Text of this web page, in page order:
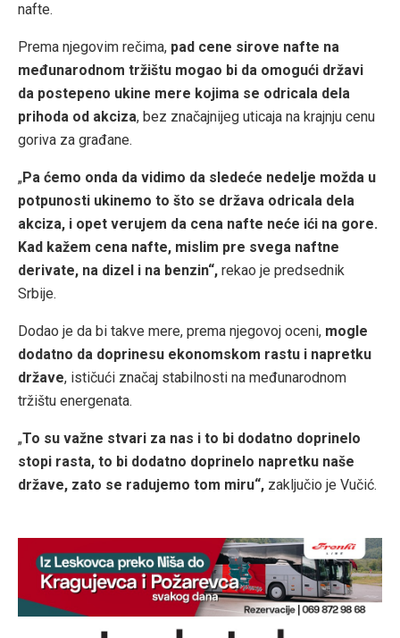
nafte.
Prema njegovim rečima, pad cene sirove nafte na
međunarodnom tržištu mogao bi da omogući državi
da postepeno ukine mere kojima se odricala dela
prihoda od akciza, bez značajnijeg uticaja na krajnju cenu
goriva za građane.
„Pa ćemo onda da vidimo da sledeće nedelje možda u
potpunosti ukinemo to što se država odricala dela
akciza, i opet verujem da cena nafte neće ići na gore.
Kad kažem cena nafte, mislim pre svega naftne
derivate, na dizel i na benzin“, rekao je predsednik
Srbije.
Dodao je da bi takve mere, prema njegovoj oceni, mogle
dodatno da doprinesu ekonomskom rastu i napretku
države, ističući značaj stabilnosti na međunarodnom
tržištu energenata.
„To su važne stvari za nas i to bi dodatno doprinelo
stopi rasta, to bi dodatno doprinelo napretku naše
države, zato se radujemo tom miru“, zaključio je Vučić.